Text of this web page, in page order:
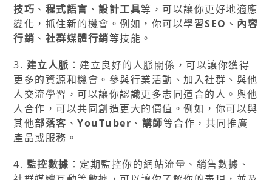
技巧 、 程式語言 、設計工具等，可以讓你更好地適應
變化，抓住新的機會。例如，你可以學習SEO 、 內容
行銷 、 社群媒體行銷等技能。
3. 建立人脈 ：建立良好的人脈關係，可以讓你獲得
更多的資源和機會。參與行業活動、加入社群、與他
人交流學習，可以讓你認識更多志同道合的人。與他
人合作，可以共同創造更大的價值。例如，你可以與
其他部落客 、YouTuber 、 講師等合作，共同推廣
產品或服務。
4. 監控數據 ：定期監控你的網站流量、銷售數據、